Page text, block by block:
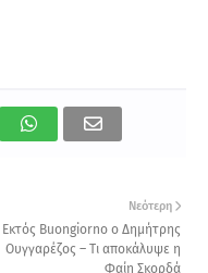
Νεότερη
Εκτός Buongiorno ο Δημήτρης
Ουγγαρέζος – Τι αποκάλυψε η
Φαίη Σκορδά